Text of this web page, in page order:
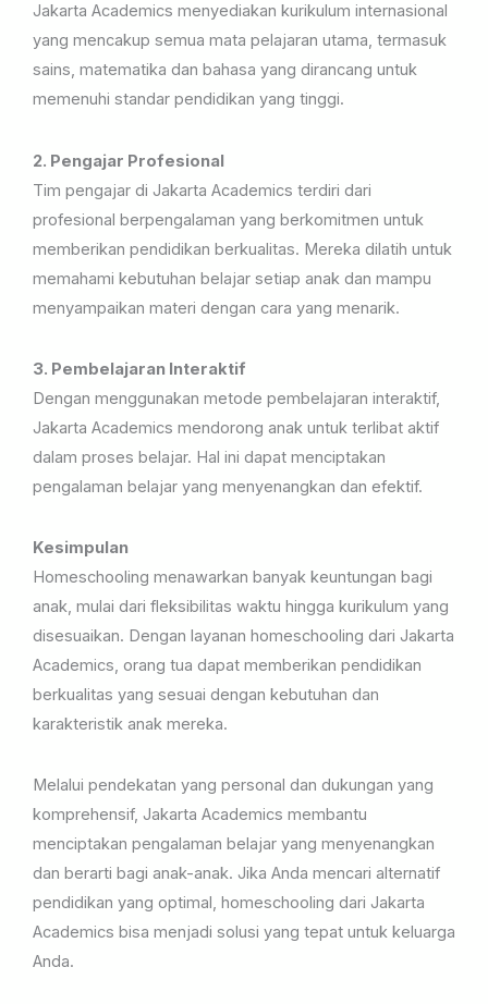
Jakarta Academics menyediakan kurikulum internasional
yang mencakup semua mata pelajaran utama, termasuk
sains, matematika dan bahasa yang dirancang untuk
memenuhi standar pendidikan yang tinggi.
2. Pengajar Profesional
Tim pengajar di Jakarta Academics terdiri dari
profesional berpengalaman yang berkomitmen untuk
memberikan pendidikan berkualitas. Mereka dilatih untuk
memahami kebutuhan belajar setiap anak dan mampu
menyampaikan materi dengan cara yang menarik.
3. Pembelajaran Interaktif
Dengan menggunakan metode pembelajaran interaktif,
Jakarta Academics mendorong anak untuk terlibat aktif
dalam proses belajar. Hal ini dapat menciptakan
pengalaman belajar yang menyenangkan dan efektif.
Kesimpulan
Homeschooling menawarkan banyak keuntungan bagi
anak, mulai dari fleksibilitas waktu hingga kurikulum yang
disesuaikan. Dengan layanan homeschooling dari Jakarta
Academics, orang tua dapat memberikan pendidikan
berkualitas yang sesuai dengan kebutuhan dan
karakteristik anak mereka.
Melalui pendekatan yang personal dan dukungan yang
komprehensif, Jakarta Academics membantu
menciptakan pengalaman belajar yang menyenangkan
dan berarti bagi anak-anak. Jika Anda mencari alternatif
pendidikan yang optimal, homeschooling dari Jakarta
Academics bisa menjadi solusi yang tepat untuk keluarga
Anda.